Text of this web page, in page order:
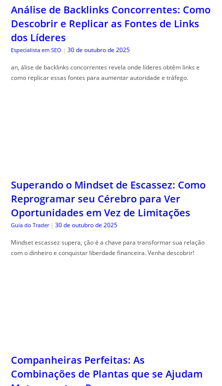
Análise de Backlinks Concorrentes: Como
Descobrir e Replicar as Fontes de Links
dos Líderes
Especialista em SEO | 30 de outubro de 2025
an, álise de backlinks concorrentes revela onde líderes obtêm links e
como replicar essas fontes para aumentar autoridade e tráfego.
Superando o Mindset de Escassez: Como
Reprogramar seu Cérebro para Ver
Oportunidades em Vez de Limitações
Guia do Trader | 30 de outubro de 2025
Mindset escassez supera, ção é a chave para transformar sua relação
com o dinheiro e conquistar liberdade financeira. Venha descobrir!
Companheiras Perfeitas: As
Combinações de Plantas que se Ajudam